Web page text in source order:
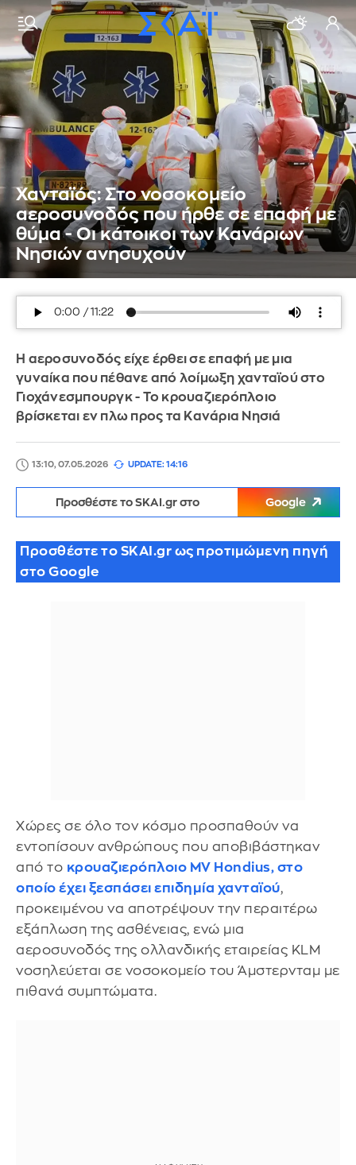
Χανταϊός: Στο νοσοκομείο
αεροσυνοδός που ήρθε σε επαφή με
θύμα - Οι κάτοικοι των Κανάριων
Νησιών ανησυχούν
Η αεροσυνοδός είχε έρθει σε επαφή με μια
γυναίκα που πέθανε από λοίμωξη χανταϊού στο
Γιοχάνεσμπουργκ - Το κρουαζιερόπλοιο
βρίσκεται εν πλω προς τα Κανάρια Νησιά
13:10, 07.05.2026 UPDATE: 14:16
Προσθέστε το SKAI.gr στο Google
Προσθέστε το SKAI.gr ως προτιμώμενη πηγή
στο Google
Χώρες σε όλο τον κόσμο προσπαθούν να
εντοπίσουν ανθρώπους που αποβιβάστηκαν
από το κρουαζιερόπλοιο MV Hondius, στο
οποίο έχει ξεσπάσει επιδημία χανταϊού,
προκειμένου να αποτρέψουν την περαιτέρω
εξάπλωση της ασθένειας, ενώ μια
αεροσυνοδός της ολλανδικής εταιρείας KLM
νοσηλεύεται σε νοσοκομείο του Άμστερνταμ με
πιθανά συμπτώματα.